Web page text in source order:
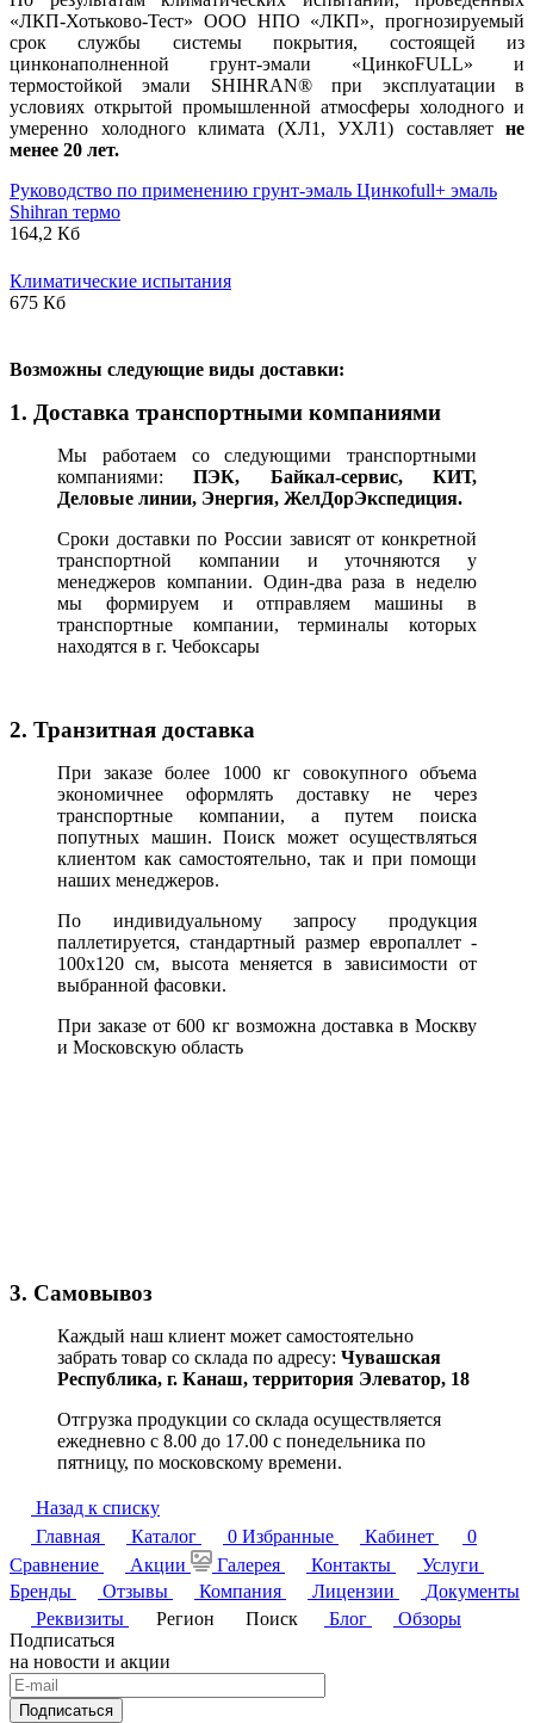
«ЛКП-Хотьково-Тест» ООО НПО «ЛКП», прогнозируемый
срок службы системы покрытия, состоящей из
цинконаполненной грунт-эмали «ЦинкоFULL» и
термостойкой эмали SHIHRAN® при эксплуатации в
условиях открытой промышленной атмосферы холодного и
умеренно холодного климата (ХЛ1, УХЛ1) составляет не
менее 20 лет.
Руководство по применению грунт-эмаль Цинкоfull+ эмаль
Shihran термо
164,2 Кб
Климатические испытания
675 Кб
Возможны следующие виды доставки:
1. Доставка транспортными компаниями
Мы работаем со следующими транспортными
компаниями:ПЭК, Байкал-сервис, КИТ,
Деловые линии, Энергия, ЖелДорЭкспедиция.
Сроки доставки по России зависят от конкретной
транспортной компании и уточняются у
менеджеров компании. Один-два раза в неделю
мы формируем и отправляем машины в
транспортные компании, терминалы которых
находятся в г. Чебоксары
2. Транзитная доставка
При заказе более 1000 кг совокупного объема
экономичнее оформлять доставку не через
транспортные компании, а путем поиска
попутных машин. Поиск может осуществляться
клиентом как самостоятельно, так и при помощи
наших менеджеров.
По индивидуальному запросу продукция
паллетируется, стандартный размер европаллет -
100х120 см, высота меняется в зависимости от
выбранной фасовки.
При заказе от 600 кг возможна доставка в Москву
и Московскую область
3. Самовывоз
Каждый наш клиент может самостоятельно
забрать товар со склада по адресу: Чувашская
Республика, г. Канаш, территория Элеватор, 18
Отгрузка продукции со склада осуществляется
ежедневно с 8.00 до 17.00 с понедельника по
пятницу, по московскому времени.
Назад к списку
Главная
Каталог 0 Избранные Кабинет
0
Сравнение
Акции Галерея Контакты
Услуги
Бренды
Отзывы Компания Лицензии
Документы
Реквизиты
Регион Поиск Блог
Обзоры
Подписаться
на новости и акции
Подписаться